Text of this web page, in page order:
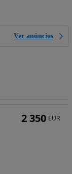
Ver anúncios
2 350 EUR